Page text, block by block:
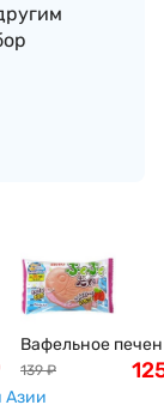
Вафельное
"Тайяки" с
клубничной
139 ₽
Азии